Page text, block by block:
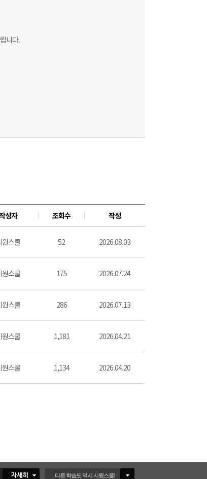
니다.
성자 조회수 작성
원스쿨 52 2026.08.03
원스쿨 175 2026.07.24
원스쿨 286 2026.07.13
원스쿨 1,181 2026.04.21
원스쿨 1,134 2026.04.20
다른 학습도 역시 시원스쿨!